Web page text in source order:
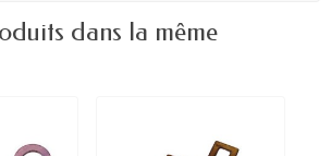
dans la même